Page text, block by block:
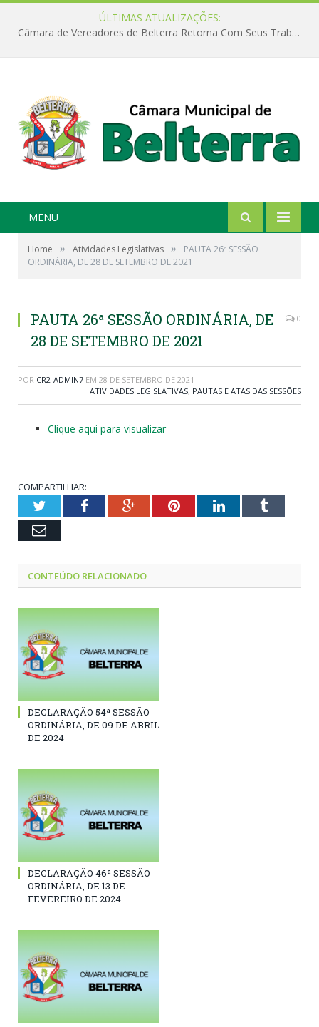
ÚLTIMAS ATUALIZAÇÕES:
Câmara de Vereadores de Belterra Retorna Com Seus Trabalhos Legislativos
MENU
Home » Atividades Legislativas »
PAUTA 26ª SESSÃO
ORDINÁRIA, DE 28 DE SETEMBRO DE 2021
PAUTA 26ª SESSÃO ORDINÁRIA, DE
28 DE SETEMBRO DE 2021
0
POR CR2-ADMIN7 EM 28 DE SETEMBRO DE 2021
ATIVIDADES LEGISLATIVAS, PAUTAS E ATAS DAS SESSÕES
Clique aqui para visualizar
COMPARTILHAR:
TwitterFacebookGoogle+PinterestLinkedInTumblr
Email
CONTEÚDO RELACIONADO
DECLARAÇÃO 54ª SESSÃO
ORDINÁRIA, DE 09 DE ABRIL
DE 2024
DECLARAÇÃO 46ª SESSÃO
ORDINÁRIA, DE 13 DE
FEVEREIRO DE 2024